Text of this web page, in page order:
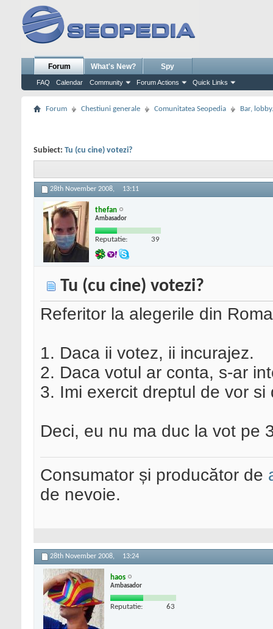
Forum
FAQ Calendar Community Forum Actions Quick Links
What's New? Spy
Forum Chestiuni generale Comunitatea Seopedia Bar,
Subiect: Tu (cu cine) votezi?
28th November 2008, 13:11
thefan
Ambasador
Reputatie: 39
Tu (cu cine) votezi?
Referitor la alegerile din
1. Daca ii votez, ii incurajez.
2. Daca votul ar conta, s-ar
3. Imi exercit dreptul de vor
Deci, eu nu ma duc la vot pe
Consumator și producător de
de nevoie.
28th November 2008, 13:24
haos
Ambasador
Reputatie: 63